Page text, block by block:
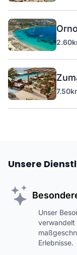
Unsere
Unser
verwandelt
Erlebnisse.